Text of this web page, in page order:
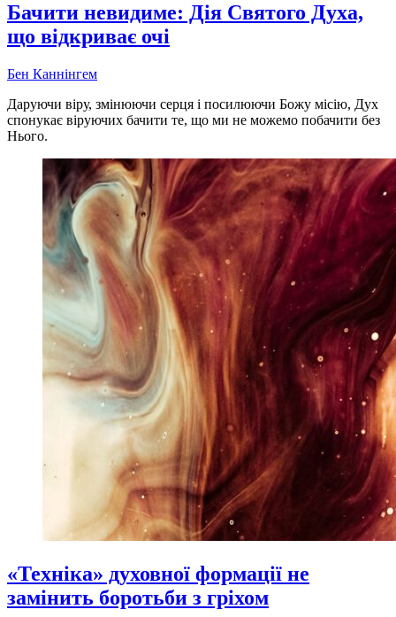
Бачити невидиме: Дія Святого Духа,
що відкриває очі
Бен Каннінгем
Даруючи віру, змінюючи серця і посилюючи Божу місію, Дух
спонукає віруючих бачити те, що ми не можемо побачити без
Нього.
«Техніка» духовної формації не
замінить боротьби з гріхом